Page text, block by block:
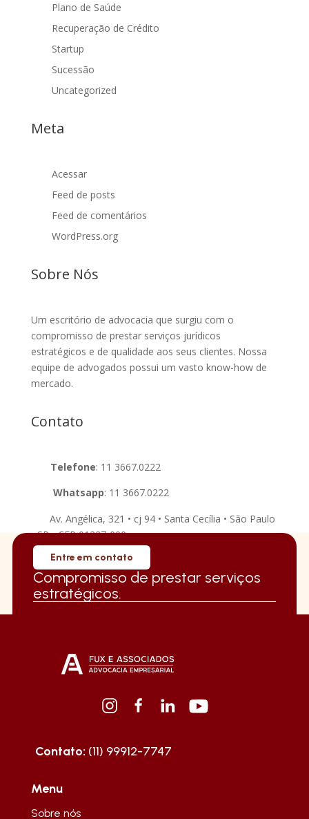
Plano de Saúde
Recuperação de Crédito
Startup
Sucessão
Uncategorized
Meta
Acessar
Feed de posts
Feed de comentários
WordPress.org
Sobre Nós
Um escritório de advocacia que surgiu com o
compromisso de prestar serviços jurídicos
estratégicos e de qualidade aos seus clientes. Nossa
equipe de advogados possui um vasto know-how de
mercado.
Contato
Telefone: 11 3667.0222
Whatsapp: 11 3667.0222
Av. Angélica, 321 • cj 94 • Santa Cecília • São Paulo
• SP • CEP 01227-000
Compromisso de prestar serviços
estratégicos.
Entre em contato
Contato: (11) 99912-7747
Menu
Sobre nós